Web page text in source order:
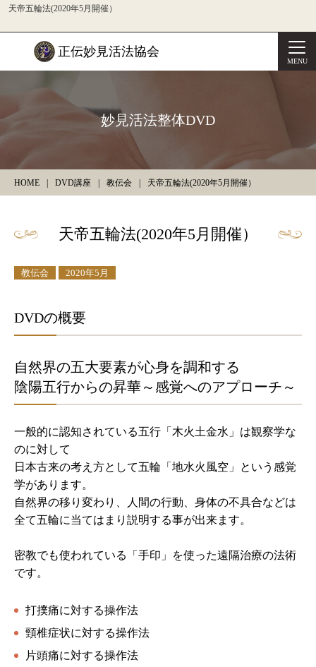
天帝五輪法(2020年5月開催）
正伝妙見活法協会
MENU
妙見活法整体DVD
HOME DVD講座 教伝会 天帝五輪法(2020年5月開催）
天帝五輪法(2020年5月開催）
教伝会 2020年5月
DVDの概要
自然界の五大要素が心身を調和する
陰陽五行からの昇華～感覚へのアプローチ～
一般的に認知されている五行「木火土金水」は観察学な
のに対して
日本古来の考え方として五輪「地水火風空」という感覚
学があります。
自然界の移り変わり、人間の行動、身体の不具合などは
全て五輪に当てはまり説明する事が出来ます。
密教でも使われている「手印」を使った遠隔治療の法術
です。
打撲痛に対する操作法
頸椎症状に対する操作法
片頭痛に対する操作法